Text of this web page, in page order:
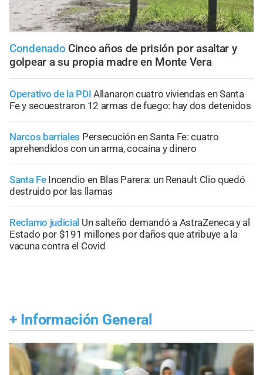
Condenado Cinco años de prisión por asaltar y
golpear a su propia madre en Monte Vera
Operativo de la PDI Allanaron cuatro viviendas en Santa
Fe y secuestraron 12 armas de fuego: hay dos detenidos
Narcos barriales Persecución en Santa Fe: cuatro
aprehendidos con un arma, cocaína y dinero
Santa Fe Incendio en Blas Parera: un Renault Clio quedó
destruido por las llamas
Reclamo judicial Un salteño demandó a AstraZeneca y al
Estado por $191 millones por daños que atribuye a la
vacuna contra el Covid
+ Información General